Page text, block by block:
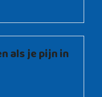
als je pijn in